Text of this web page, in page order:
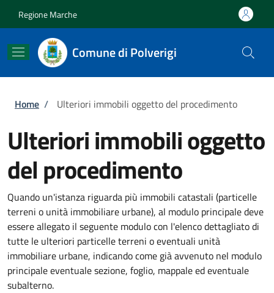
Regione Marche
Comune di Polverigi
Briciole di pane
Home / Ulteriori immobili oggetto del procedimento
Ulteriori immobili oggetto
del procedimento
Quando un'istanza riguarda più immobili catastali (particelle
terreni o unità immobiliare urbane), al modulo principale deve
essere allegato il seguente modulo con l'elenco dettagliato di
tutte le ulteriori particelle terreni o eventuali unità
immobiliare urbane, indicando come già avvenuto nel modulo
principale eventuale sezione, foglio, mappale ed eventuale
subalterno.